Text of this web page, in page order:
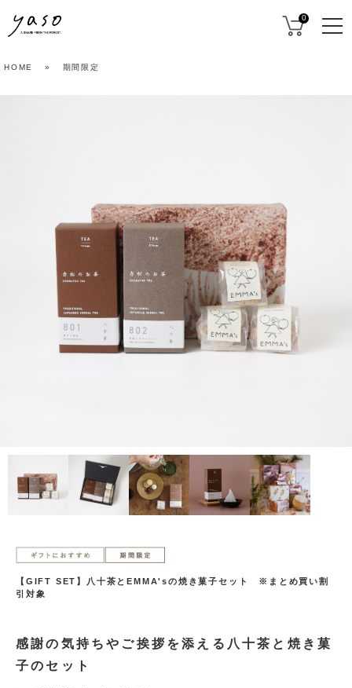
0
HOME » 期間限定
【GIFT SET】八十茶とEMMA'sの焼き菓子セット ※まとめ買い割
引対象
感謝の気持ちやご挨拶を添える八十茶と焼き菓
子のセット